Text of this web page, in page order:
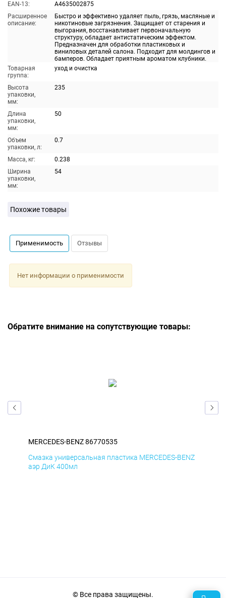
EAN-13:
A4635002875
Расширенное
описание:
Быстро и эффективно удаляет пыль, грязь, масляные и
никотиновые загрязнения. Защищает от старения и
выгорания, восстанавливает первоначальную
структуру, обладает антистатическим эффектом.
Предназначен для обработки пластиковых и
виниловых деталей салона. Подходит для молдингов и
бамперов. Обладает приятным ароматом клубники.
Товарная
группа:
уход и очистка
Высота
упаковки,
мм:
235
Длина
упаковки,
мм:
50
Объем
упаковки, л:
0.7
Масса, кг:
0.238
Ширина
упаковки,
мм:
54
Похожие товары
Применимость Отзывы
Нет информации о применимости
Обратите внимание на сопутствующие товары:
MERCEDES-BENZ 86770535
Смазка универсальная пластика MERCEDES-BENZ
аэр ДиК 400мл
© Все права защищены.